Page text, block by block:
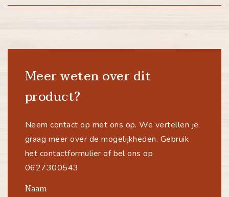
Meer weten over dit
product?
Neem contact op met ons op. We vertellen je
graag meer over de mogelijkheden. Gebruik
het contactformulier of bel ons op
0627300543
Naam